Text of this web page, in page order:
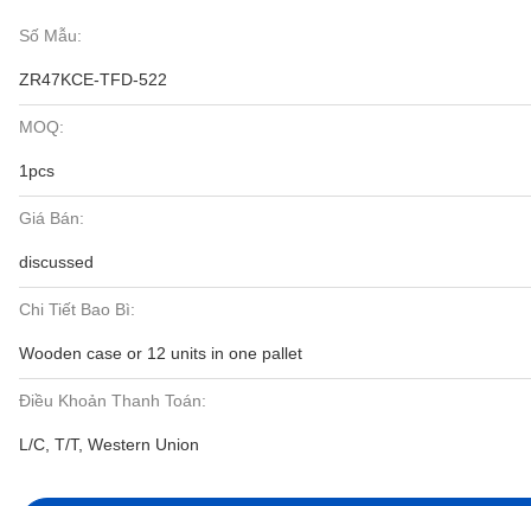
Số Mẫu:
ZR47KCE-TFD-522
MOQ:
1pcs
Giá Bán:
discussed
Chi Tiết Bao Bì:
Wooden case or 12 units in one pallet
Điều Khoản Thanh Toán:
L/C, T/T, Western Union